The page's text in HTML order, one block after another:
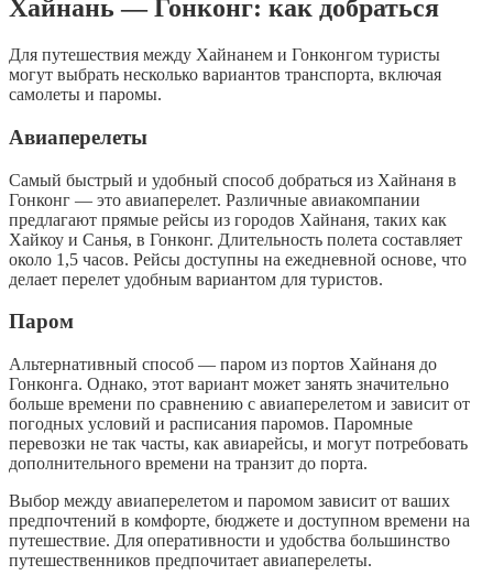
Хайнань — Гонконг: как добраться
Для путешествия между Хайнанем и Гонконгом туристы
могут выбрать несколько вариантов транспорта, включая
самолеты и паромы.
Авиаперелеты
Самый быстрый и удобный способ добраться из Хайнаня в
Гонконг — это авиаперелет. Различные авиакомпании
предлагают прямые рейсы из городов Хайнаня, таких как
Хайкоу и Санья, в Гонконг. Длительность полета составляет
около 1,5 часов. Рейсы доступны на ежедневной основе, что
делает перелет удобным вариантом для туристов.
Паром
Альтернативный способ — паром из портов Хайнаня до
Гонконга. Однако, этот вариант может занять значительно
больше времени по сравнению с авиаперелетом и зависит от
погодных условий и расписания паромов. Паромные
перевозки не так часты, как авиарейсы, и могут потребовать
дополнительного времени на транзит до порта.
Выбор между авиаперелетом и паромом зависит от ваших
предпочтений в комфорте, бюджете и доступном времени на
путешествие. Для оперативности и удобства большинство
путешественников предпочитает авиаперелеты.